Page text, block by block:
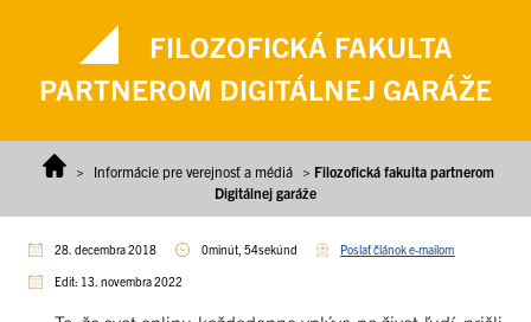
FILOZOFICKÁ FAKULTA
PARTNEROM DIGITÁLNEJ GARÁŽE
> Informácie pre verejnosť a médiá > Filozofická fakulta partnerom
Digitálnej garáže
28. decembra 2018 0minút, 54sekúnd Poslať článok e-mailom
Edit: 13. novembra 2022